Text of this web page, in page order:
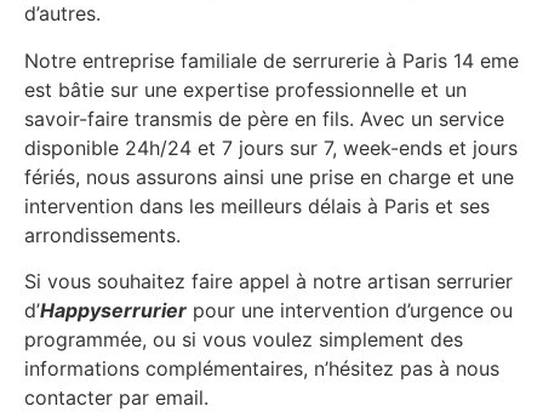
d’autres.
Notre entreprise familiale de serrurerie à Paris 14 eme
est bâtie sur une expertise professionnelle et un
savoir-faire transmis de père en fils. Avec un service
disponible 24h/24 et 7 jours sur 7, week-ends et jours
fériés, nous assurons ainsi une prise en charge et une
intervention dans les meilleurs délais à Paris et ses
arrondissements.
Si vous souhaitez faire appel à notre artisan serrurier
d’Happyserrurier pour une intervention d’urgence ou
programmée, ou si vous voulez simplement des
informations complémentaires, n’hésitez pas à nous
contacter par email.